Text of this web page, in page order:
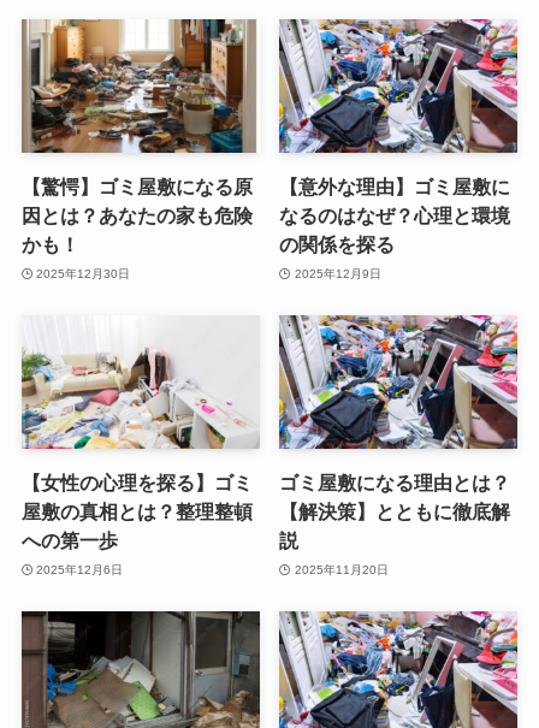
【驚愕】ゴミ屋敷になる原
因とは？あなたの家も危険
かも！
2025年12月30日
【意外な理由】ゴミ屋敷に
なるのはなぜ？心理と環境
の関係を探る
2025年12月9日
【女性の心理を探る】ゴミ
屋敷の真相とは？整理整頓
への第一歩
2025年12月6日
ゴミ屋敷になる理由とは？
【解決策】とともに徹底解
説
2025年11月20日